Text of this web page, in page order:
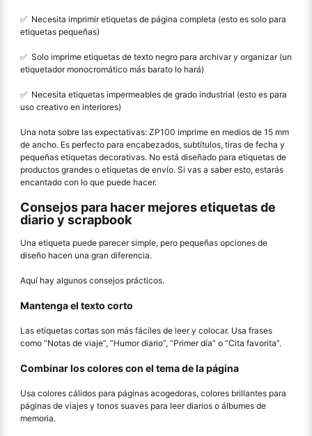
✅ ️ Necesita imprimir etiquetas de página completa (esto es solo para
etiquetas pequeñas)
✅ ️ Solo imprime etiquetas de texto negro para archivar y organizar (un
etiquetador monocromático más barato lo hará)
✅ ️ Necesita etiquetas impermeables de grado industrial (esto es para
uso creativo en interiores)
Una nota sobre las expectativas: ZP100 imprime en medios de 15 mm
de ancho. Es perfecto para encabezados, subtítulos, tiras de fecha y
pequeñas etiquetas decorativas. No está diseñado para etiquetas de
productos grandes o etiquetas de envío. Si vas a saber esto, estarás
encantado con lo que puede hacer.
Consejos para hacer mejores etiquetas de
diario y scrapbook
Una etiqueta puede parecer simple, pero pequeñas opciones de
diseño hacen una gran diferencia.
Aquí hay algunos consejos prácticos.
Mantenga el texto corto
Las etiquetas cortas son más fáciles de leer y colocar. Usa frases
como “Notas de viaje”, “Humor diario”, “Primer día” o “Cita favorita”.
Combinar los colores con el tema de la página
Usa colores cálidos para páginas acogedoras, colores brillantes para
páginas de viajes y tonos suaves para leer diarios o álbumes de
memoria.